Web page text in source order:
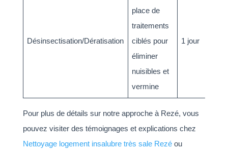
Désinsectisation/Dératisation
place de
traitements
ciblés pour
éliminer
nuisibles et
vermine
1 jour
Pour plus de détails sur notre approche à Rezé, vous
pouvez visiter des témoignages et explications chez
Nettoyage logement insalubre très sale Rezéou